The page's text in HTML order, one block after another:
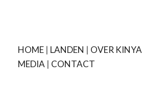
HOME| LANDEN | OVER KINYA
MEDIA | CONTACT